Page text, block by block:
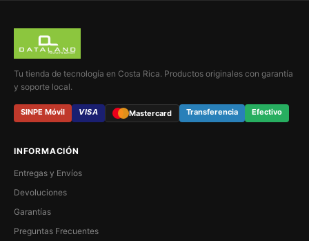
Tu tienda de tecnología en Costa Rica. Productos originales con garantía
y soporte local.
SINPE Móvil VISA Mastercard Transferencia Efectivo
INFORMACIÓN
Entregas y Envíos
Devoluciones
Garantías
Preguntas Frecuentes